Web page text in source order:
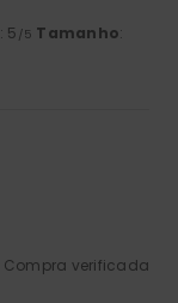
: 5 /5 Tamanho:
Compra verificada